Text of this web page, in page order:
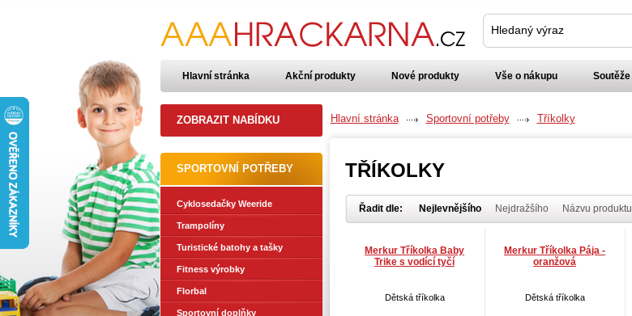
Hledaný výraz
Hlavní stránka Akční produkty Nové produkty Vše o nákupu Soutěže
ZOBRAZIT NABÍDKU
SPORTOVNÍ POTŘEBY
Cyklosedačky Weeride
Trampolíny
Turistické batohy a tašky
Fitness výrobky
Florbal
Sportovní doplňky
Hlavní stránka Sportovní potřeby Tříkolky
TŘÍKOLKY
Řadit dle: Nejlevnějšího Nejdražšího Názvu produktu
Merkur Tříkolka Baby
Trike s vodící tyčí
Dětská tříkolka
Merkur Tříkolka Pája -
oranžová
Dětská tříkolka